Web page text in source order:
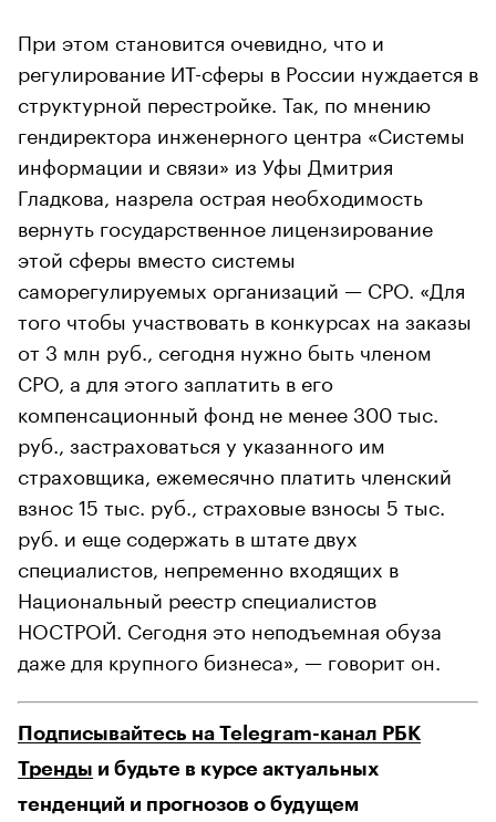
При этом становится очевидно, что и
регулирование ИТ-cферы в России нуждается в
структурной перестройке. Так, по мнению
гендиректора инженерного центра «Системы
информации и связи» из Уфы Дмитрия
Гладкова, назрела острая необходимость
вернуть государственное лицензирование
этой сферы вместо системы
саморегулируемых организаций — СРО. «Для
того чтобы участвовать в конкурсах на заказы
от 3 млн руб., сегодня нужно быть членом
СРО, а для этого заплатить в его
компенсационный фонд не менее 300 тыс.
руб., застраховаться у указанного им
страховщика, ежемесячно платить членский
взнос 15 тыс. руб., страховые взносы 5 тыс.
руб. и еще содержать в штате двух
специалистов, непременно входящих в
Национальный реестр специалистов
НОСТРОЙ. Сегодня это неподъемная обуза
даже для крупного бизнеса», — говорит он.
Подписывайтесь на Telegram-канал РБК
Тренды и будьте в курсе актуальных
тенденций и прогнозов о будущем